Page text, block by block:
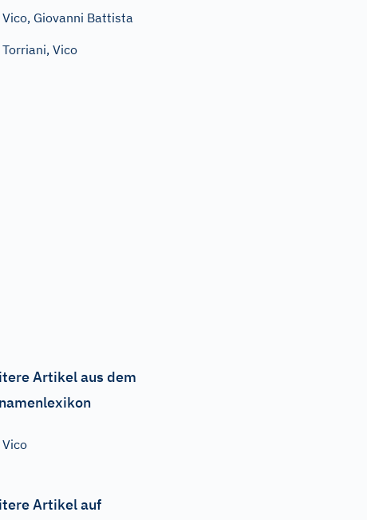
Vico, Giovanni Battista
Torriani, Vico
Artikel aus dem
Vico
Artikel auf